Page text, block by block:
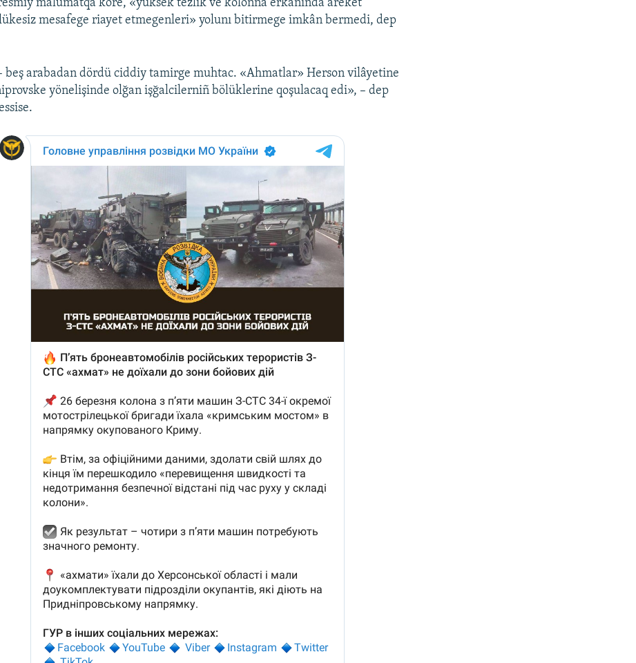
malümatqa köre, «yüksek tezlik ve kolonna erkânında areket
mesafege riayet etmegenleri» yolunı bitirmege imkân bermedi, dep
beş arabadan dördü ciddiy tamirge muhtac. «Ahmatlar» Herson vilâyetine
yönelişinde olğan işğalcilerniñ bölüklerine qoşulacaq edi», – dep